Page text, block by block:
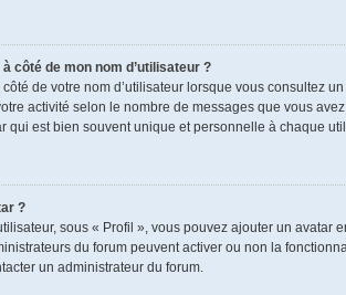
côté de mon nom d’utilisateur ?
de votre nom d’utilisateur lorsque vous consultez
activité selon le nombre de messages que vous
qui est bien souvent unique et personnelle à chaque
?
sous « Profil », vous pouvez ajouter un
du forum peuvent activer ou non la
un administrateur du forum.